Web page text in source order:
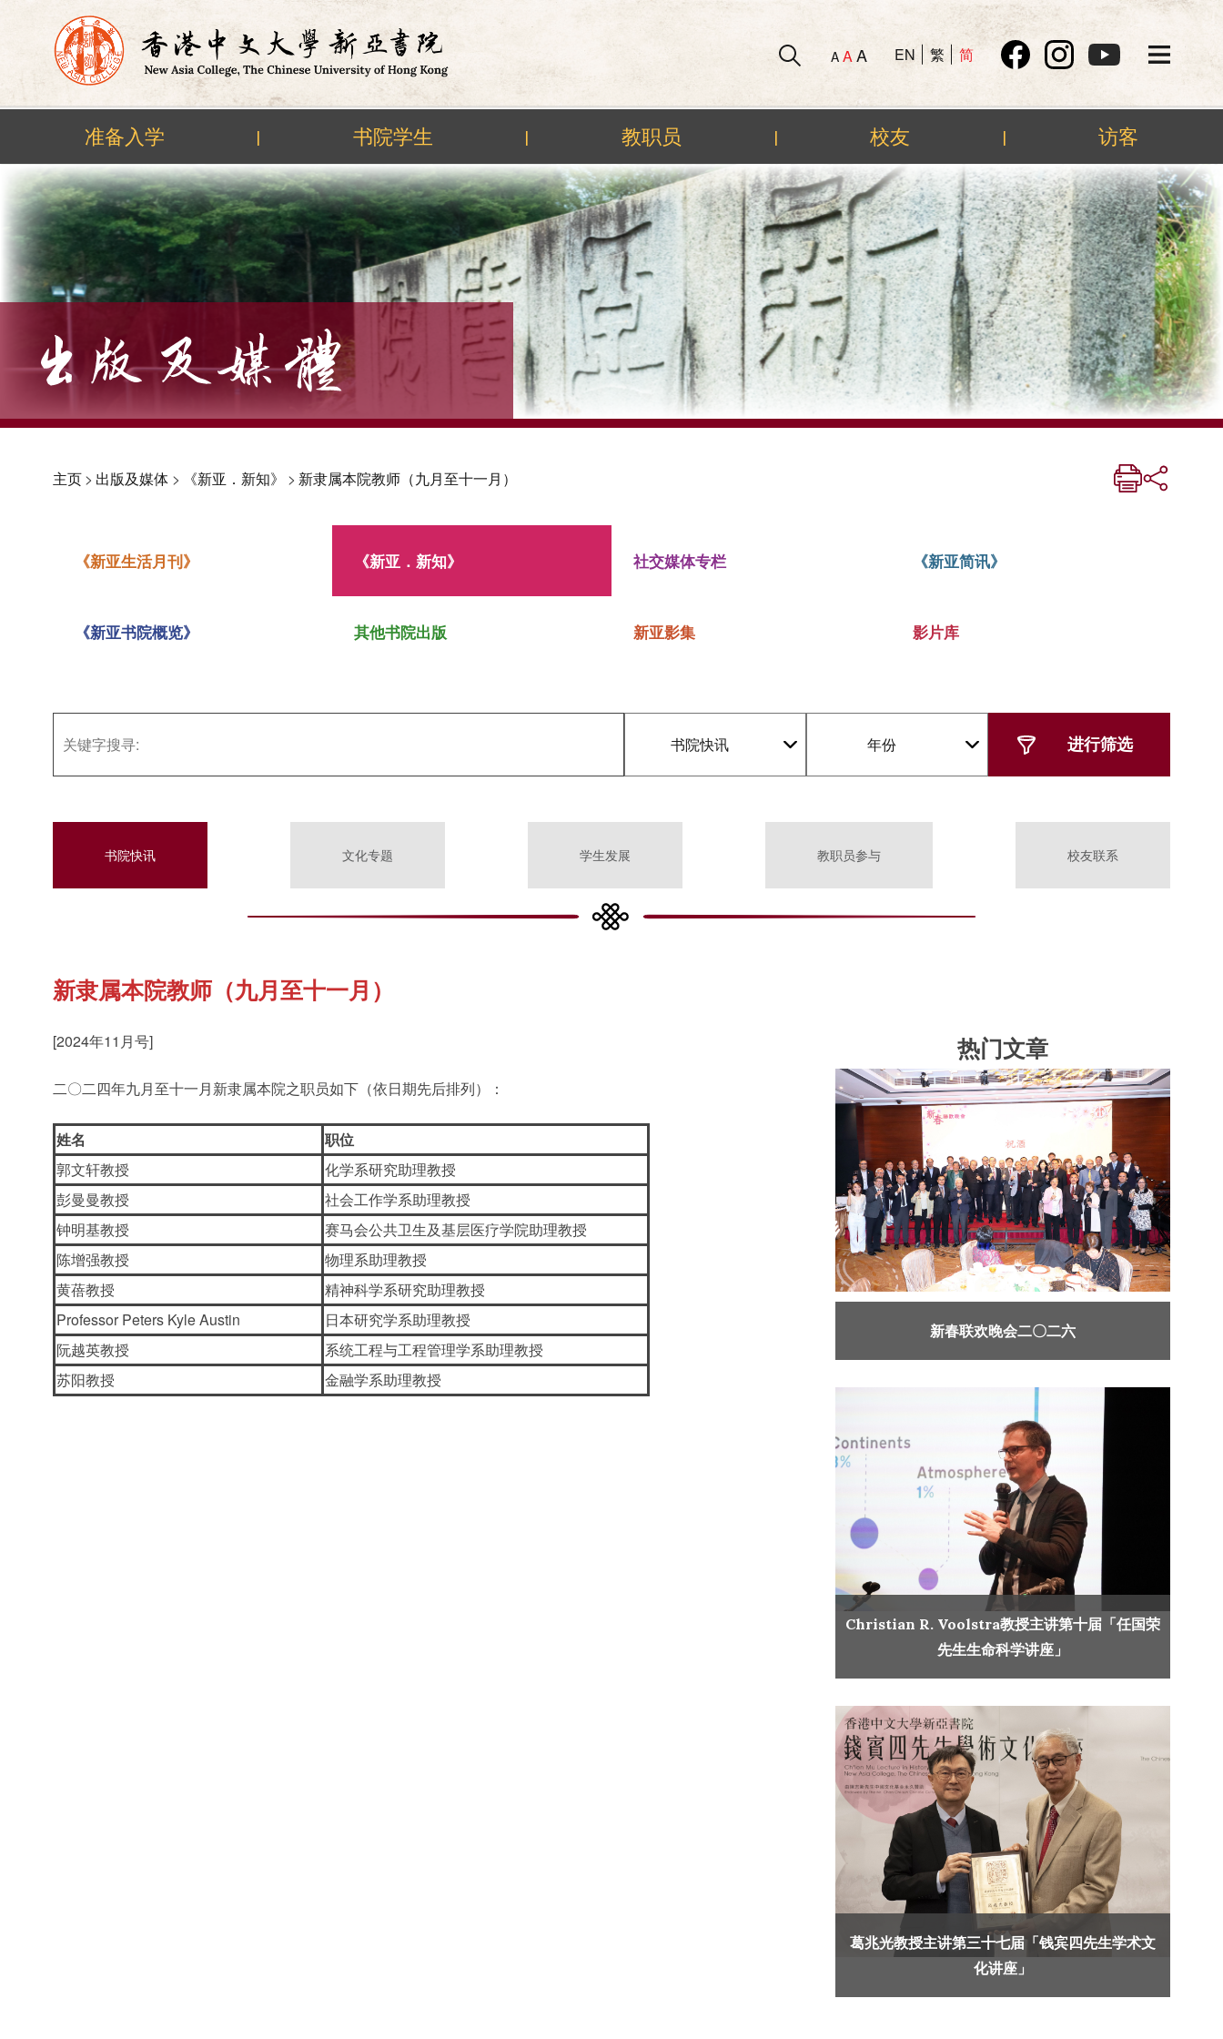
Skip
content
A AA EN 繁 简
准备入学 | 书院学生 | 教职员 | 校友 | 访客
主页> 出版及媒体 > 《新亚．新知》 > 新隶属本院教师（九月至十一月）
《新亚生活月刊》 《新亚．新知》 社交媒体专栏 《新亚简讯》
《新亚书院概览》 其他书院出版 新亚影集 影片库
书院快讯 年份
书院快讯 文化专题 学生发展 教职员参与 校友联系
新隶属本院教师（九月至十一月）
[2024年11月号]
二〇二四年九月至十一月新隶属本院之职员如下（依日期先后排列）：
姓名
职位
郭文轩教授
化学系研究助理教授
彭曼曼教授
社会工作学系助理教授
钟明基教授
赛马会公共卫生及基层医疗学院助理教授
陈增强教授
物理系助理教授
黄蓓教授
精神科学系研究助理教授
Professor Peters Kyle Austin
日本研究学系助理教授
阮越英教授
系统工程与工程管理学系助理教授
苏阳教授
金融学系助理教授
热门文章
新春联欢晚会二〇二六
Christian R. Voolstra教授主讲第十届「任国荣
先生生命科学讲座」
葛兆光教授主讲第三十七届「钱宾四先生学术文
化讲座」